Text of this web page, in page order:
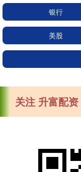
银行
美股
关注 升富配资